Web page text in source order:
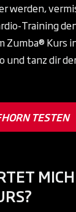
werden,
Training
Zumba® Kurs
tanz dir
TESTEN